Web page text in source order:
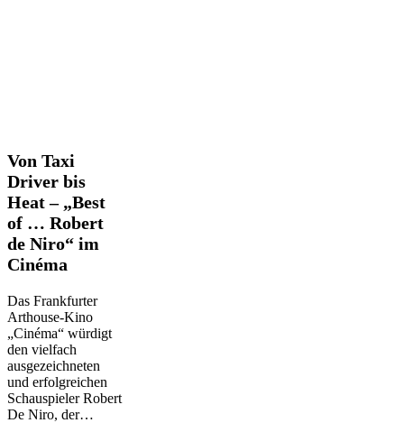
Von
Taxi
Driver
bis
Heat
–
„Best
of
Robert
de
Niro“
im
Cinéma
Von Taxi
Driver bis
Heat – „Best
of … Robert
de Niro“ im
Cinéma
Das Frankfurter
Arthouse-Kino
„Cinéma“ würdigt
den vielfach
ausgezeichneten
und erfolgreichen
Schauspieler Robert
De Niro, der…